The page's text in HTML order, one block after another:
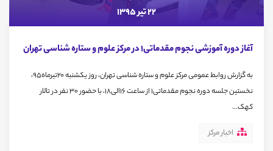
22 تیر 1395
آغاز دوره آموزشی نجوم مقدماتی1 در مرکز علوم و ستاره شناسی تهران
به گزارش روابط عمومی مرکز علوم و ستاره شناسی تهران، روز یکشنبه 20تیرماه95،
نخستین جلسه دوره نجوم مقدماتی1 از ساعت 16الی18، با حضور 30 نفر در تالار
کهک...
اخبار مرکز